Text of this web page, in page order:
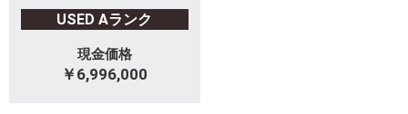
USED Aランク
現金価格
￥6,996,000